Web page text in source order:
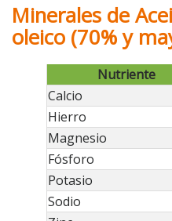
Minerales de
oleico (70% y
Nutriente
Calcio
Hierro
Magnesio
Fósforo
Potasio
Sodio